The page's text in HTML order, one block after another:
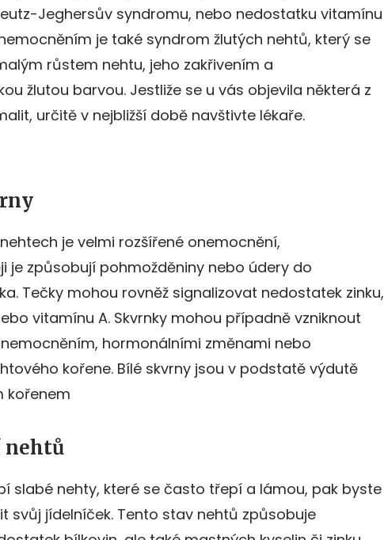
Jeghersův syndromu, nebo nedostatku vitamínu
je také syndrom žlutých nehtů, který se
růstem nehtu, jeho zakřivením a
žlutou barvou. Jestliže se u vás objevila některá z
určitě v nejbližší době navštivte lékaře.
je velmi rozšířené onemocnění,
je způsobují pohmožděniny nebo údery do
Tečky mohou rovněž signalizovat nedostatek zinku,
vitamínu A. Skvrnky mohou případně vzniknout
hormonálními změnami nebo
kořene. Bílé skvrny jsou v podstatě výdutě
kořenem
nehtů
slabé nehty, které se často třepí a lámou, pak byste
svůj jídelníček. Tento stav nehtů způsobuje